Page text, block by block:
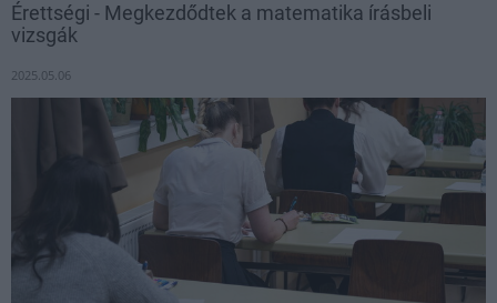
Érettségi - Megkezdődtek a matematika írásbeli
vizsgák
2025.05.06